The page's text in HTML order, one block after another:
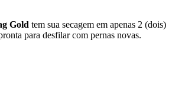
Gold tem sua secagem em apenas 2 (dois)
para desfilar com pernas novas.